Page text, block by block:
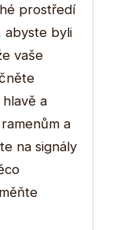
prostředí
abyste byli
vaše
a
a
na signály